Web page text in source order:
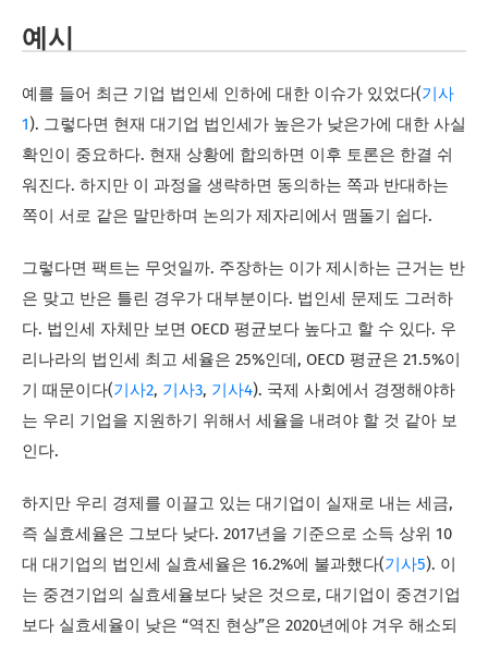
예시
예를 들어 최근 기업 법인세 인하에 대한 이슈가 있었다( 기사
1 ). 그렇다면 현재 대기업 법인세가 높은가 낮은가에 대한 사실
확인이 중요하다. 현재 상황에 합의하면 이후 토론은 한결 쉬
워진다. 하지만 이 과정을 생략하면 동의하는 쪽과 반대하는
쪽이 서로 같은 말만하며 논의가 제자리에서 맴돌기 쉽다.
그렇다면 팩트는 무엇일까. 주장하는 이가 제시하는 근거는 반
은 맞고 반은 틀린 경우가 대부분이다. 법인세 문제도 그러하
다. 법인세 자체만 보면 OECD 평균보다 높다고 할 수 있다. 우
리나라의 법인세 최고 세율은 25%인데, OECD 평균은 21.5%이
기 때문이다( 기사2, 기사3, 기사4). 국제 사회에서 경쟁해야하
는 우리 기업을 지원하기 위해서 세율을 내려야 할 것 같아 보
인다.
하지만 우리 경제를 이끌고 있는 대기업이 실재로 내는 세금,
즉 실효세율은 그보다 낮다. 2017년을 기준으로 소득 상위 10
대 대기업의 법인세 실효세율은 16.2%에 불과했다( 기사5). 이
는 중견기업의 실효세율보다 낮은 것으로, 대기업이 중견기업
보다 실효세율이 낮은 “역진 현상”은 2020년에야 겨우 해소되